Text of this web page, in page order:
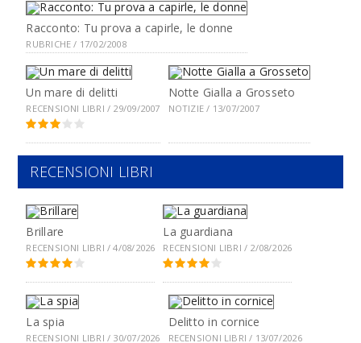
Racconto: Tu prova a capirle, le donne
RUBRICHE / 17/02/2008
Un mare di delitti
RECENSIONI LIBRI / 29/09/2007
Notte Gialla a Grosseto
NOTIZIE / 13/07/2007
RECENSIONI LIBRI
Brillare
RECENSIONI LIBRI / 4/08/2026
La guardiana
RECENSIONI LIBRI / 2/08/2026
La spia
RECENSIONI LIBRI / 30/07/2026
Delitto in cornice
RECENSIONI LIBRI / 13/07/2026